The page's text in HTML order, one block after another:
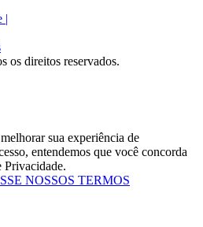
|
os direitos reservados.
sua experiência de
entendemos que você concorda
Privacidade.
NOSSOS TERMOS